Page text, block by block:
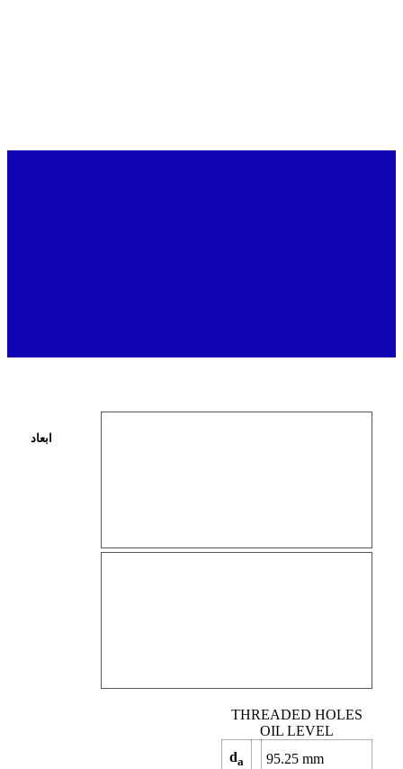
ابعاد
da 95.25mm
THREADED HOLES
OIL LEVEL